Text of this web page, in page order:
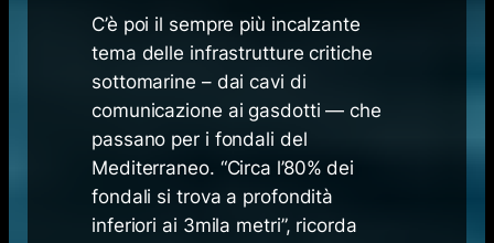
C’è poi il sempre più incalzante
tema delle infrastrutture critiche
sottomarine – dai cavi di
comunicazione ai gasdotti — che
passano per i fondali del
Mediterraneo. “Circa l’80% dei
fondali si trova a profondità
inferiori ai 3mila metri”, ricorda